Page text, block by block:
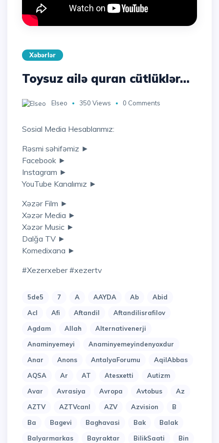
Xəbərlər
Toysuz ailə quran cütlüklər…
Elseo 350 Views 0 Comments
Sosial Media Hesablarımız:
Rəsmi səhifəmiz ►
Facebook ►
Instagram ►
YouTube Kanalımız ►
Xəzər Film ►
Xəzər Media ►
Xəzər Music ►
Dalğa TV ►
Komedixana ►
#xezerxeber #xezertv
5de5 7 A AAYDA Ab
Abid
Acl
Afi Aftandil
Aftandilisrafilov
Agdam
Allah
Alternativenerji
Anaminyemeyi
Anaminyemeyindenyoxdur
Anar
Anons AntalyaForumu
AqilAbbas
AQSA
Ar AT Atesxetti
Autizm
Avar
Avrasiya Avropa Avtobus
Az
AZTV
AZTVcanl AZV Azvision
B
Ba
Bagevi Baghavasi Bak
Balak
Balyarmarkas
Bayraktar BilikSaati
Bin